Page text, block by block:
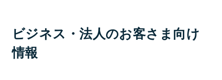
ビジネス・法人のお客さま向け
情報